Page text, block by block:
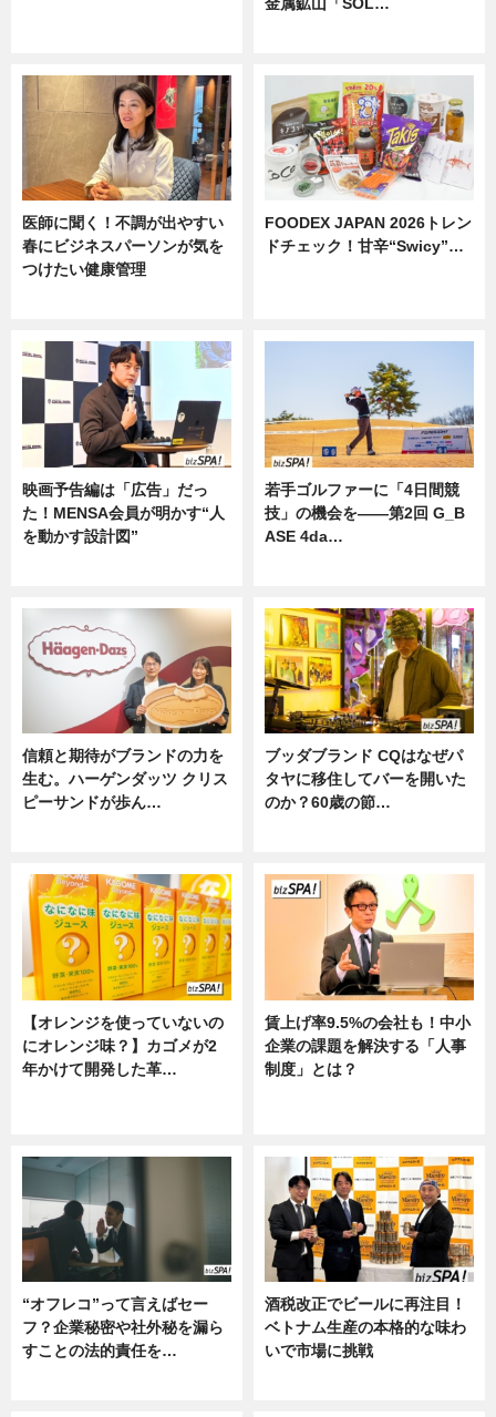
医師に聞く！不調が出やすい
春にビジネスパーソンが気を
つけたい健康管理
FOODEX JAPAN 2026トレン
ドチェック！甘辛“Swicy”…
映画予告編は「広告」だっ
た！MENSA会員が明かす“人
を動かす設計図”
若手ゴルファーに「4日間競
技」の機会を——第2回 G_B
ASE 4da…
信頼と期待がブランドの力を
生む。ハーゲンダッツ クリス
ピーサンドが歩ん…
ブッダブランド CQはなぜパ
タヤに移住してバーを開いた
のか？60歳の節…
【オレンジを使っていないの
にオレンジ味？】カゴメが2
年かけて開発した革…
賃上げ率9.5%の会社も！中小
企業の課題を解決する「人事
制度」とは？
“オフレコ”って言えばセー
フ？企業秘密や社外秘を漏ら
すことの法的責任を…
酒税改正でビールに再注目！
ベトナム生産の本格的な味わ
いで市場に挑戦